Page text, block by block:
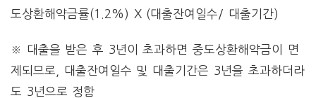
도상환해약금률(1.2%) X (대출잔여일수/ 대출기간)
※ 대출을 받은 후 3년이 초과하면 중도상환해약금이 면
제되므로, 대출잔여일수 및 대출기간은 3년을 초과하더라
도 3년으로 정함